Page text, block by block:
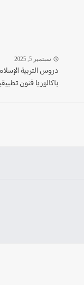
سبتمبر 5, 2025
دروس التربية
باكالوريا فنون